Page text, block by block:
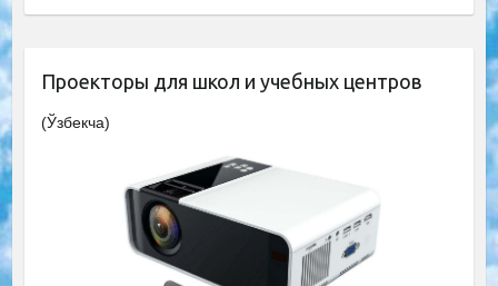
Проекторы для школ и учебных центров
(Ўзбекча)